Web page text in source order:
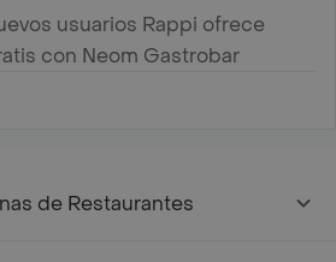
usuarios Rappi ofrece
con Neom Gastrobar
de Restaurantes